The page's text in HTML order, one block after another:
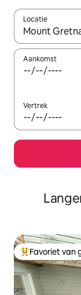
Locatie
Wanneer er
Aankomst
Vertrek
Topfavoriet
Favoriet van